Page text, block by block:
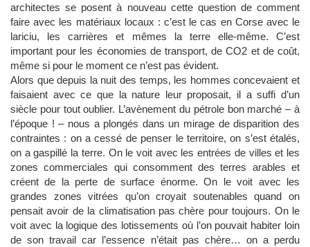
architectes se posent à nouveau cette question de comment
faire avec les matériaux locaux : c’est le cas en Corse avec le
lariciu, les carrières et mêmes la terre elle-même. C’est
important pour les économies de transport, de CO2 et de coût,
même si pour le moment ce n’est pas évident.
Alors que depuis la nuit des temps, les hommes concevaient et
faisaient avec ce que la nature leur proposait, il a suffi d’un
siècle pour tout oublier. L’avènement du pétrole bon marché – à
l’époque !–nous a plongés dans un mirage de disparition des
contraintes : on a cessé de penser le territoire, on s’est étalés,
on a gaspillé la terre. On le voit avec les entrées de villes et les
zones commerciales qui consomment des terres arables et
créent de la perte de surface énorme. On le voit avec les
grandes zones vitrées qu’on croyait soutenables quand on
pensait avoir de la climatisation pas chère pour toujours. On le
voit avec la logique des lotissements où l’on pouvait habiter loin
de son travail car l’essence n’était pas chère… on a perdu